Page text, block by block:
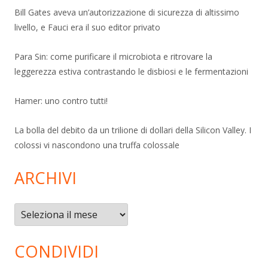
Bill Gates aveva un’autorizzazione di sicurezza di altissimo
livello, e Fauci era il suo editor privato
Para Sin: come purificare il microbiota e ritrovare la
leggerezza estiva contrastando le disbiosi e le fermentazioni
Hamer: uno contro tutti!
La bolla del debito da un trilione di dollari della Silicon Valley. I
colossi vi nascondono una truffa colossale
ARCHIVI
Archivi
CONDIVIDI